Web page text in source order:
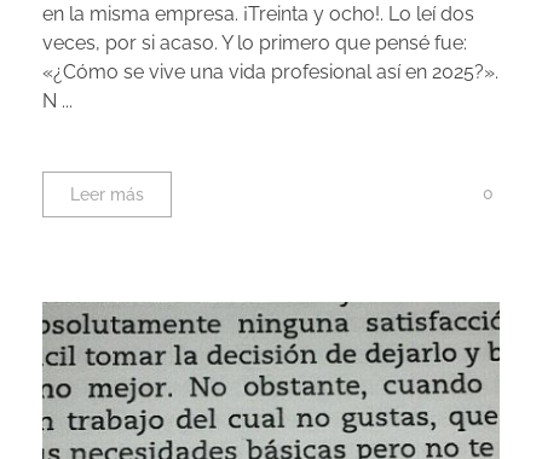
en la misma empresa. ¡Treinta y ocho!. Lo leí dos
veces, por si acaso. Y lo primero que pensé fue:
«¿Cómo se vive una vida profesional así en 2025?».
N ...
Leer más 0